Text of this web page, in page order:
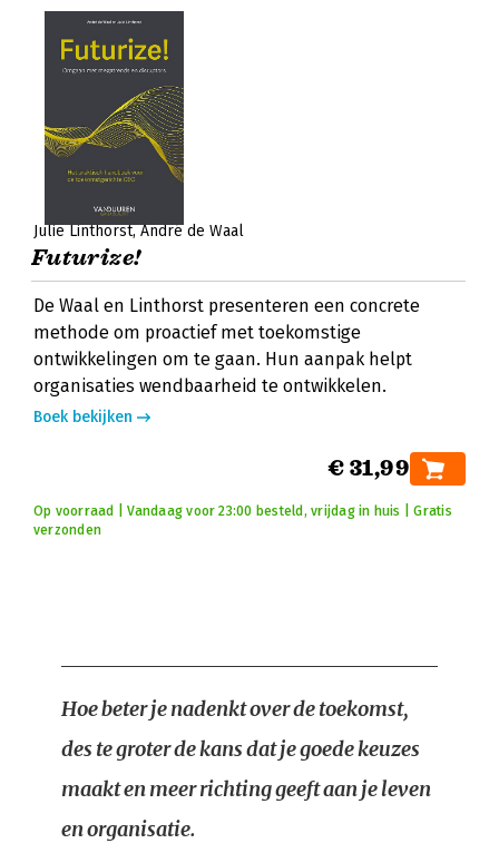
Julie Linthorst André de Waal
Futurize!
De Waal en Linthorst presenteren een concrete
methode om proactief met toekomstige
ontwikkelingen om te gaan. Hun aanpak helpt
organisaties wendbaarheid te ontwikkelen.
Boek bekijken
€ 31,99
Op voorraad | Vandaag voor 23:00 besteld, vrijdag in huis | Gratis
verzonden
Hoe beter je nadenkt over de toekomst,
des te groter de kans dat je goede keuzes
maakt en meer richting geeft aan je leven
en organisatie.